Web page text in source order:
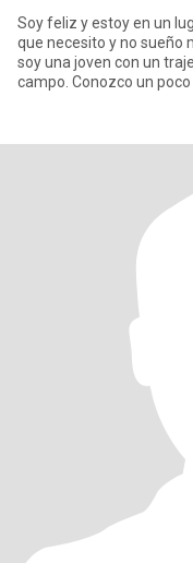
Soy feliz y estoy en un
que necesito y no sueño
soy una joven con un
campo. Conozco un